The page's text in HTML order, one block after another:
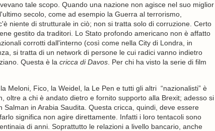
tale scopo. Quando una nazione non agisce nel suo miglior
secolo, come ad esempio la Guerra al terrorismo,
niente di strutturale in ciò; non si tratta solo di corruzione. Certo
gestito da traditori. Lo Stato profondo americano non è affatto
corrotti dall'interno (così come nella City di Londra, in
si tratta di un network di persone le cui radici vanno indietro
Questa è la cricca di Davos. Per chi ha visto la serie di film
Meloni, Fico, la Weidel, la Le Pen e tutti gli altri “nazionalisti” è
oltre a chi è andato dietro e fornito supporto alla Brexit; adesso si
in Arabia Saudita. Questa cricca, quindi, deve essere
significa non agire direttamente. Infatti i loro tentacoli sono
di anni. Soprattutto le relazioni a livello bancario, anche